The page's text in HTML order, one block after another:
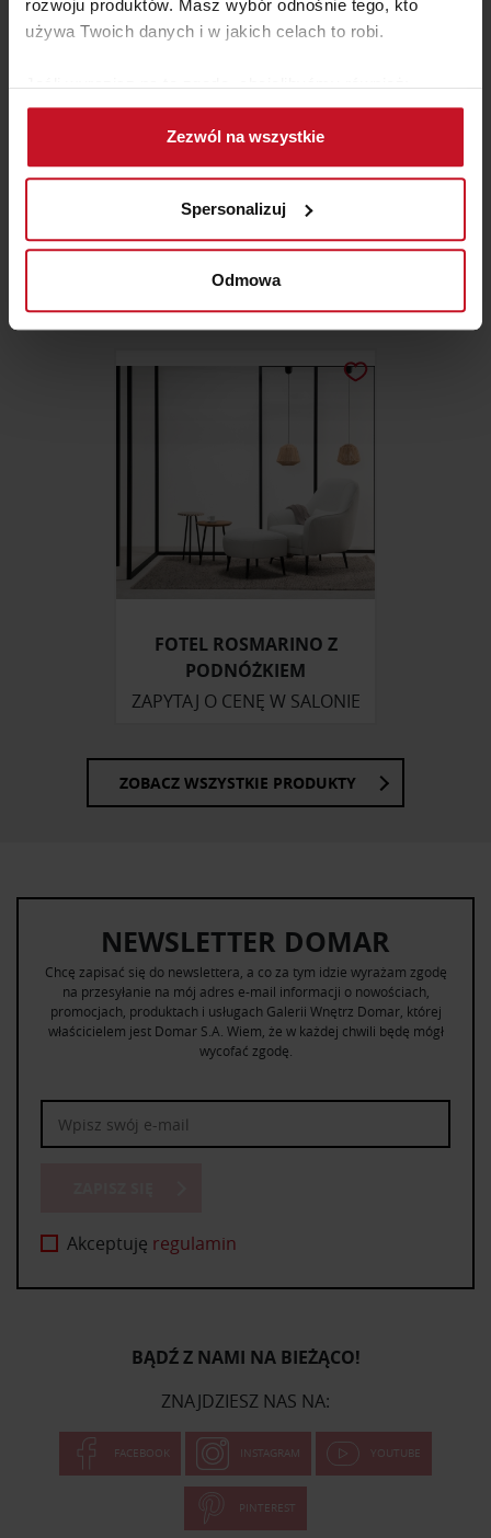
rozwoju produktów. Masz wybór odnośnie tego, kto
używa Twoich danych i w jakich celach to robi.
Jeśli wyrazisz na to zgodę, chcielibyśmy również:
Gromadzić dane dotyczące Twojej lokalizacji
geograficznej z dokładnością nawet do kilku metrów
Identyfikować Twoje urządzenie, aktywnie
(fingerprinting, czyli wirtualny odcisk palca)
Dowiedz się więcej odnośnie tego, jak Twoje osobiste
dane są przetwarzane oraz ustaw własne preferencje w
zmienić lub wycofać swoją zgodę w dowolnej chwili.
Wykorzystujemy pliki cookie do spersonalizowania treści
korzystasz z naszej witryny, udostępniamy partnerom
Partnerzy mogą połączyć te informacje z innymi danymi
otrzymanymi od Ciebie lub uzyskanymi podczas
korzystania z ich usług.
Zezwól na wszystkie
Spersonalizuj
Odmowa
ŁÓŻKO BOSTON
ZAPYTAJ O CENĘ W SALONIE
FOTEL ROSMARINO Z
PODNÓŻKIEM
ZAPYTAJ O CENĘ W SALONIE
ZOBACZ WSZYSTKIE PRODUKTY
NEWSLETTER DOMAR
Chcę zapisać się do newslettera, a co za tym idzie wyrażam zgodę
na przesyłanie na mój adres e-mail informacji o nowościach,
promocjach, produktach i usługach Galerii Wnętrz Domar, której
właścicielem jest Domar S.A. Wiem, że w każdej chwili będę mógł
wycofać zgodę.
Akceptuję regulamin
BĄDŹ Z NAMI NA BIEŻĄCO!
ZNAJDZIESZ NAS NA:
FACEBOOK INSTAGRAM YOUTUBE
PINTEREST